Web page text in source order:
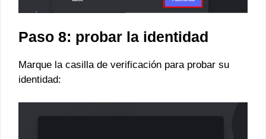
Paso 8: probar la identidad
Marque la casilla de verificación para probar su
identidad: